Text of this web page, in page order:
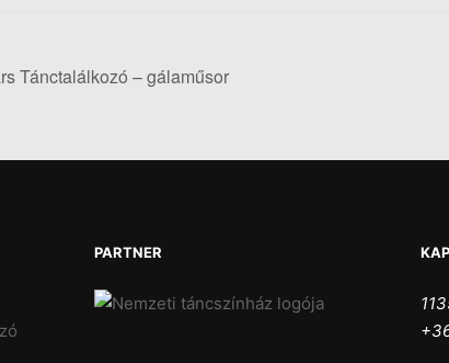
Tánctalálkozó – gálaműsor
PARTNER